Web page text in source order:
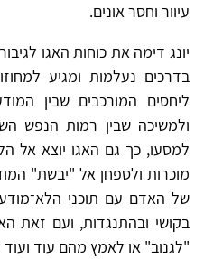
עיוור וחסר אונים.
יונג דימה את כוחות האגו
בדרכים נעלמות ומגיע
ליחסים המורכבים שבין
ולמשיכה שבין רמות הנפש
למסעו, כך גם האגו יוצא אל
מוכרות ולספחן אל "יבשת"
של האדם עם תוכני הלא־מודע
בקושי ובהתנגדות, ועם זאת
"לגנוב" או לאמץ מהם עוד